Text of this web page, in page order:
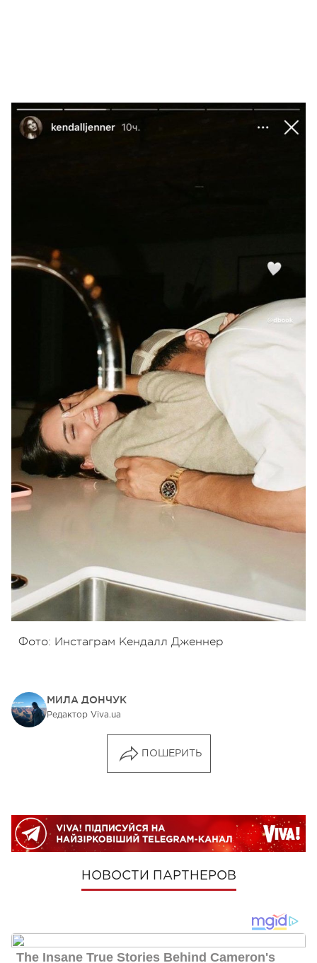
Фото: Инстаграм Кендалл Дженнер
МИЛА ДОНЧУК
Редактор Viva.ua
ПОШЕРИТЬ
НОВОСТИ ПАРТНЕРОВ